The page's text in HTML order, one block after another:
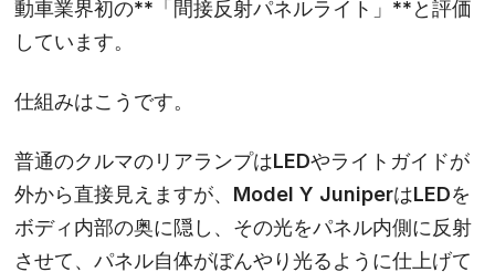
動車業界初の**「間接反射パネルライト」**と評価
しています。
仕組みはこうです。
普通のクルマのリアランプはLEDやライトガイドが
外から直接見えますが、Model Y JuniperはLEDを
ボディ内部の奥に隠し、その光をパネル内側に反射
させて、パネル自体がぼんやり光るように仕上げて